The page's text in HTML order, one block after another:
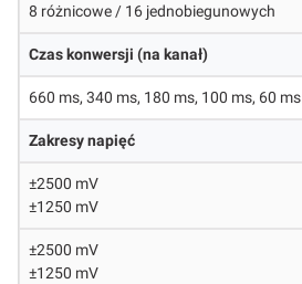
8 różnicowe / 16 jednobiegunowych
Czas konwersji (na kanał)
660 ms, 340 ms, 180 ms, 100 ms, 60 ms
Zakresy napięć
±2500 mV
±1250 mV
±2500 mV
±1250 mV